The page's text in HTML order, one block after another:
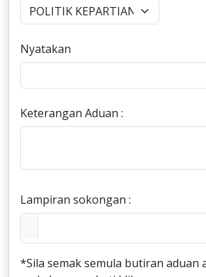
Nyatakan
Keterangan Aduan :
Lampiran sokongan :
*Sila semak semula butiran aduan